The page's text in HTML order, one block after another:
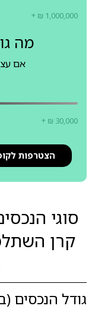
+ ₪ 1,000,000
מה
אם
+ ₪ 30,000
הצטרפות
סוגי
קרן
גודל הנכסים